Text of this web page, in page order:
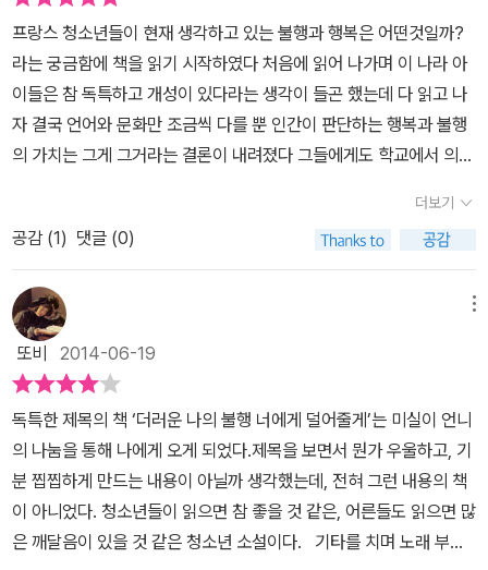
하는 아이다. 연애 활동에 대한 이야기를 보면 ‘나’도 결코 평범한 학
생은 분명 아니다. 민감한 사춘기의 소년들에게 자신을 둘러싼 환경
의 변화는 대단한 일이다. 그 일들이 부적응자 클럽의 가족들에게 일
어난다면 더욱. 그것도 불행이라면. 나의 아버지는 엄마의 죽음 후 우
울증에 빠져 있었다. 이후 인터넷 미팅 사이트 만남 후 조금 벗어난 듯
하지만 일반적인 아버지의 모습을 보여주지 못하고 있다. 에르완은
갑자기 알 수 없는 누군가에게 폭행을 당한다. 이 때문에 불행을 평등
하게 나눠주는 기계를 발명한다. 바카리네 아빠는 일자리를 잃는다.
흘러갈 것이다. 학교란 사회가 필요로 하는 인간을 만들어내는 공간
이다. 언제나 그렇지만 필요하고 원한다고 모두가 다 그렇게 되는 것
은 아니다. 자신들과 다르다고 공격하거나 무시하는 일이 다반사로
일어나는 곳이기도 하다. 물론 좋은 친구를 만나 멋진 추억과 기억을
가지고 자신의 성장을 돕는 역할도 한다. 이런 수많은 일들이 벌어지
는 곳이지만 긴 시간이 흐른 뒤에는 많은 기억과 추억이 퇴색하고 왜
곡된다. 가끔은 몇몇 에피소드만 강하게 남을 때도 있다. 먼 훗날 그
당시 친구를 만나 이야기하면 이 후일담이 어떤지 쉽게 알 수 있다. 그
사이 우리가 그만큼 성장한 것일 수도 있다. 아니면 다른 이유가 있거
프랑스 청소년들이 현재 생각하고 있는 불행과 행복은 어떤것일까?
라는 궁금함에 책을 읽기 시작하였다 처음에 읽어 나가며 이 나라 아
이들은 참 독특하고 개성이 있다라는 생각이 들곤 했는데 다 읽고 나
자 결국 언어와 문화만 조금씩 다를 뿐 인간이 판단하는 행복과 불행
의 가치는 그게 그거라는 결론이 내려졌다 그들에게도 학교에서 의식
하고 또 가정에서 부모에 의해 판단되는 자기 자신에 대해 스스로 우
울해 하기도 즐거워 하기도 하는 평범한 청소년기의 아이들 즉 성인
으로 변해가는 시기에 놓인 인간 그 이상도 이하도 아닌 것이였다일
단 이 책을 손에 들면 순식간에 읽게 된다 물론 불행을 평등하게 나눠
주는 기계와 같은 기발한 상상력과 엉뚱한 생각을 하는 이야기 속에
서 싱싱하게 살아 숨쉬는 것 같이 생명력을 부여한 작가의 탁월한 능
력 때문일 것이다 간결하고 스피디한 이야기 전개와 위트있는 주인공
들의 상상력도 가히 천재적이다그러면서도 간혹 그들의 내면에 있
는 생각들을 작가는 전달해주는데 그런 작가의 통찰력있는 청소년기
에 스치고 지나갔을 것 같은 사고들을 예리하게 읽혀지도록 한 점이
이 책의 재미를 더해 주고 있다 이를테면 ‘ 우리는 성장한다 그러면서
부모님들이 전혀 갈피를 잡지 못하고 있다는 것을. 선생님들이 피곤
더보기
공감 (1) 댓글 (0)
또비 2014-06-19
독특한 제목의 책 ‘더러운 나의 불행 너에게 덜어줄게’는 미실이 언니
의 나눔을 통해 나에게 오게 되었다.제목을 보면서 뭔가 우울하고, 기
분 찝찝하게 만드는 내용이 아닐까 생각했는데, 전혀 그런 내용의 책
이 아니었다. 청소년들이 읽으면 참 좋을 것 같은, 어른들도 읽으면 많
은 깨달음이 있을 것 같은 청소년 소설이다.
기타를 치며 노래 부르